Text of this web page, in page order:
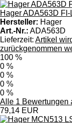
Hager ADA563D
Hersteller: Hager
Art.-Nr.: ADA563D
Lieferzeit: Artikel
zurückgenommen
100 %
0 %
0 %
0 %
0 %
Alle 1 Bewertungen
79,14 EUR